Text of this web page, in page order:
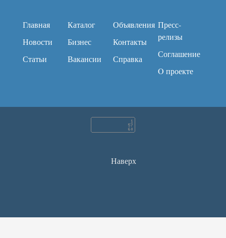
Главная
Новости
Статьи
Каталог
Бизнес
Вакансии
Объявления
Контакты
Справка
Пресс-
релизы
Соглашение
O проекте
Наверх